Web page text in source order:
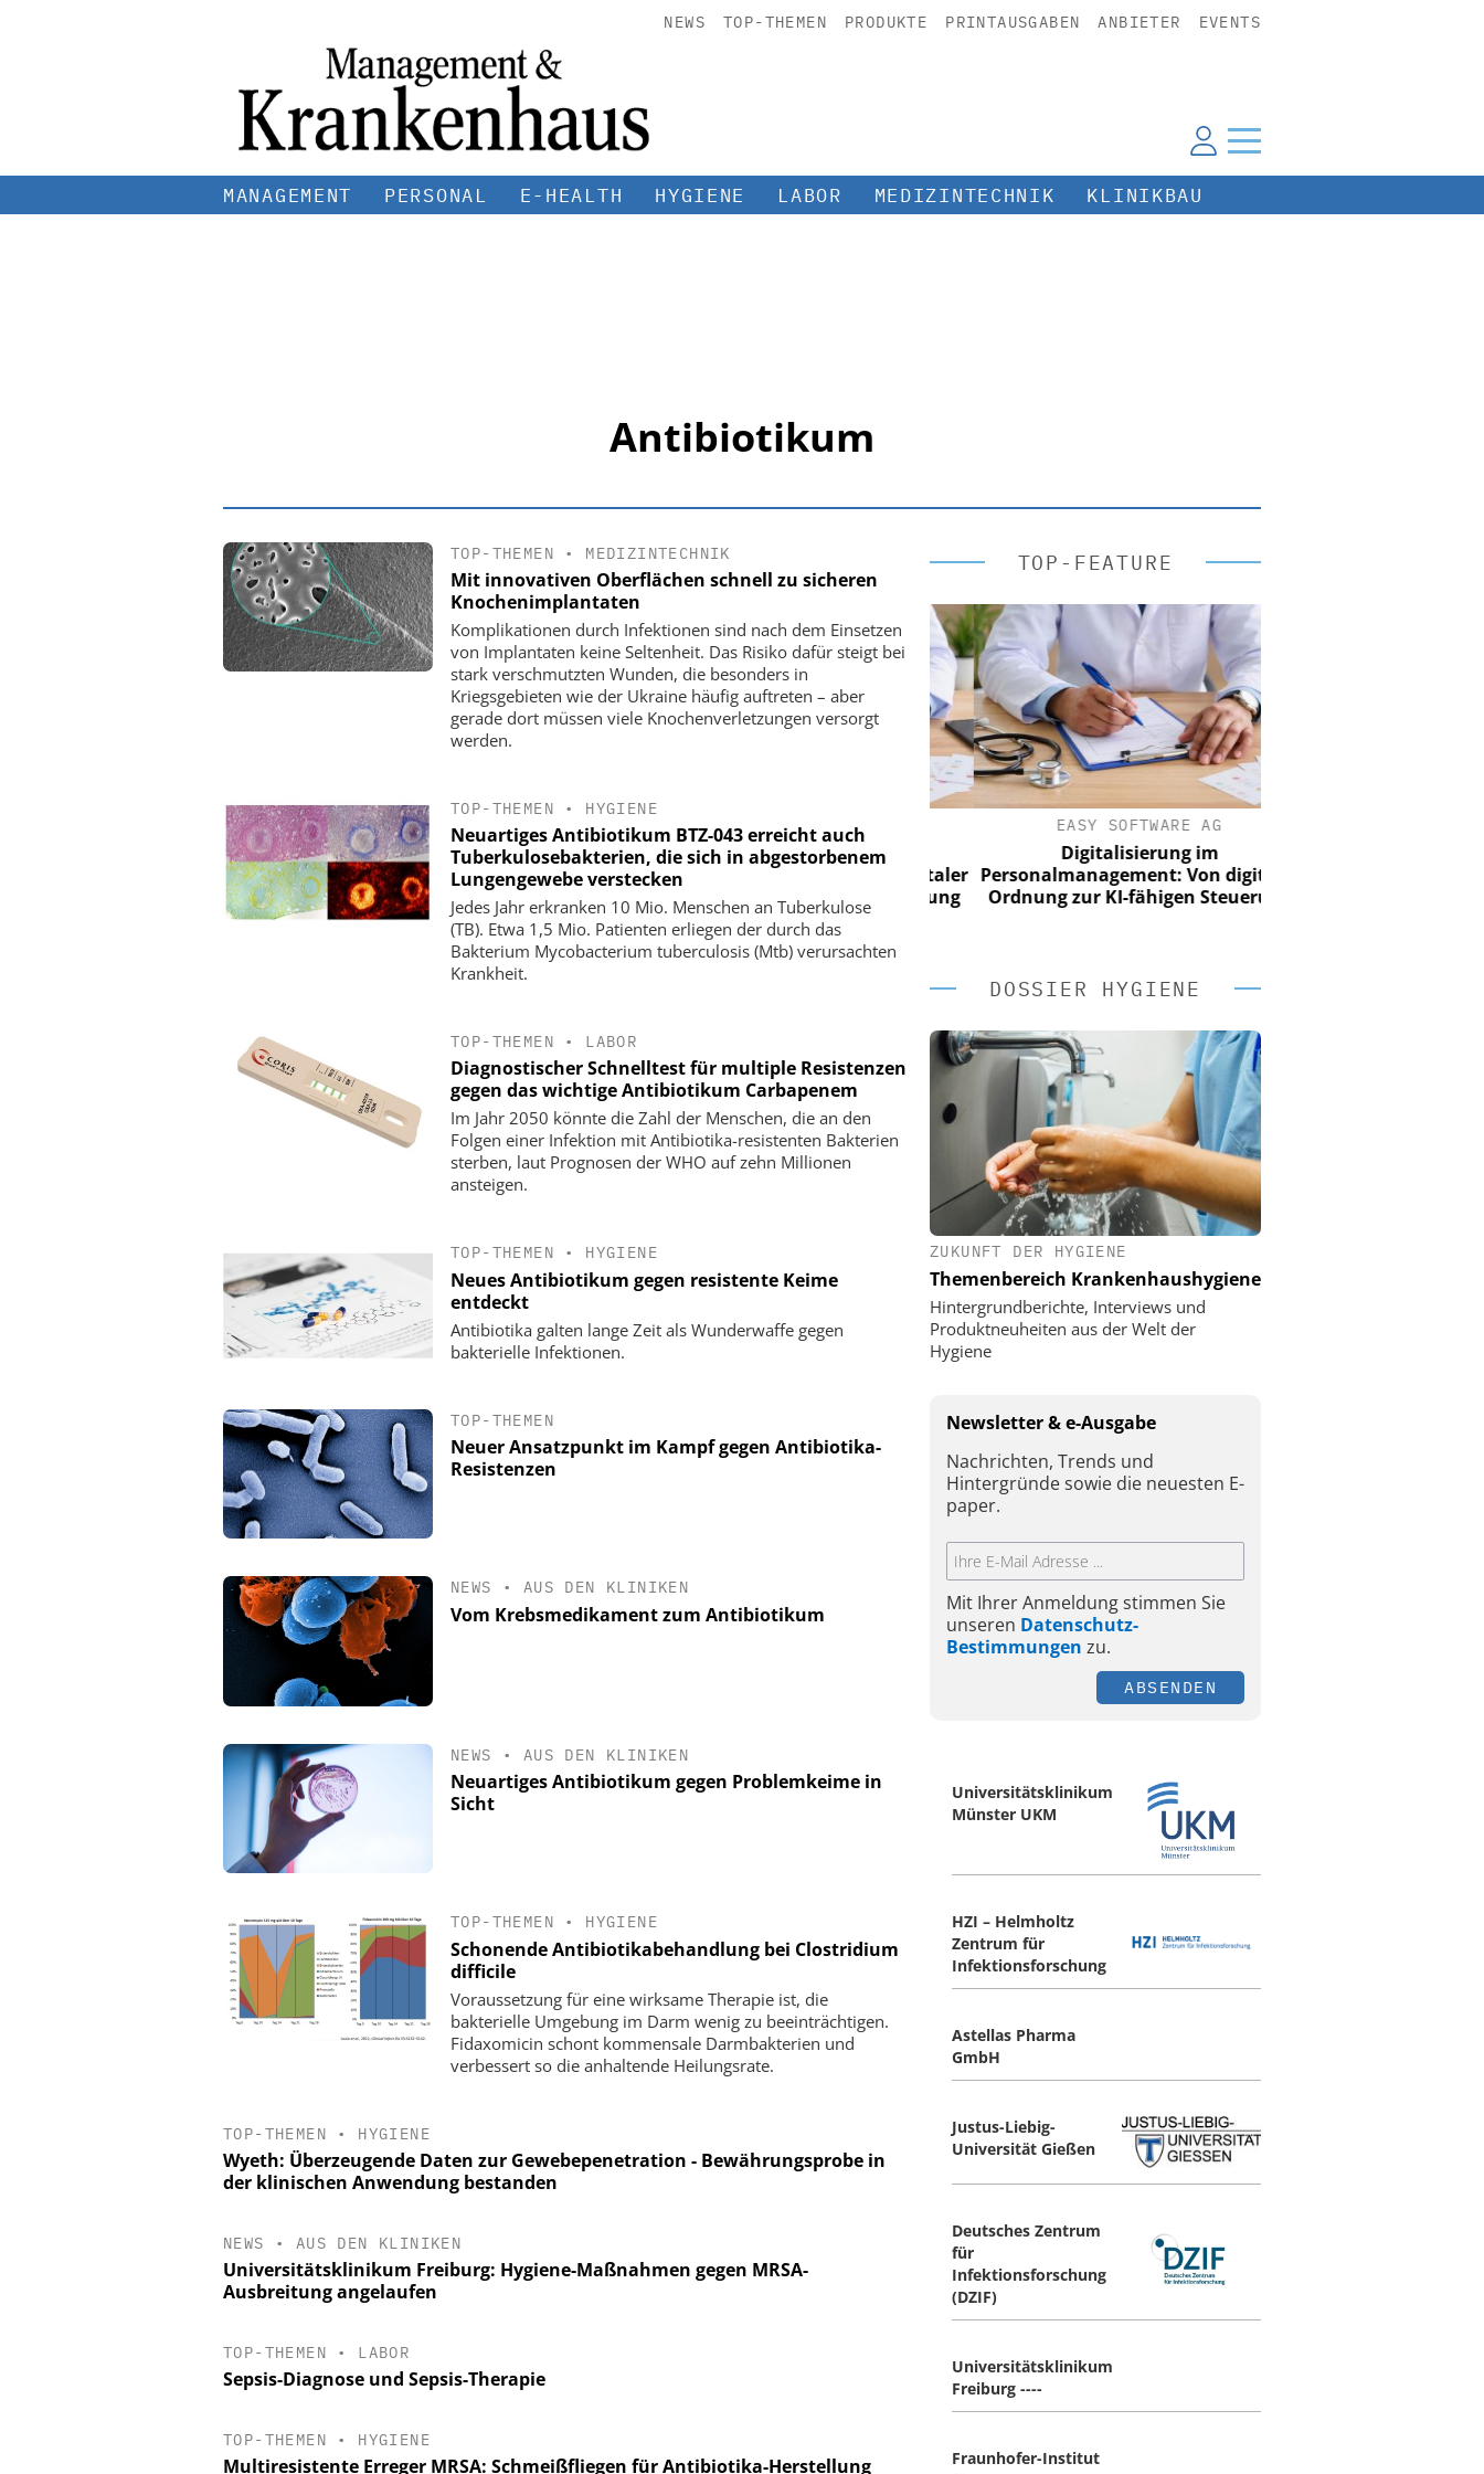
NEWS TOP-THEMEN PRODUKTE PRINTAUSGABEN ANBIETER EVENTS
MANAGEMENT PERSONAL E-HEALTH HYGIENE LABOR MEDIZINTECHNIK KLINIKBAU
Antibiotikum
TOP-THEMEN • MEDIZINTECHNIK
Mit innovativen Oberflächen schnell zu sicheren
Knochenimplantaten
Komplikationen durch Infektionen sind nach dem Einsetzen
von Implantaten keine Seltenheit. Das Risiko dafür steigt bei
stark verschmutzten Wunden, die besonders in
Kriegsgebieten wie der Ukraine häufig auftreten – aber
gerade dort müssen viele Knochenverletzungen versorgt
werden.
TOP-THEMEN • HYGIENE
Neuartiges Antibiotikum BTZ-043 erreicht auch
Tuberkulosebakterien, die sich in abgestorbenem
Lungengewebe verstecken
Jedes Jahr erkranken 10 Mio. Menschen an Tuberkulose
(TB). Etwa 1,5 Mio. Patienten erliegen der durch das
Bakterium Mycobacterium tuberculosis (Mtb) verursachten
Krankheit.
TOP-THEMEN • LABOR
Diagnostischer Schnelltest für multiple Resistenzen
gegen das wichtige Antibiotikum Carbapenem
Im Jahr 2050 könnte die Zahl der Menschen, die an den
Folgen einer Infektion mit Antibiotika-resistenten Bakterien
sterben, laut Prognosen der WHO auf zehn Millionen
ansteigen.
TOP-THEMEN • HYGIENE
Neues Antibiotikum gegen resistente Keime
entdeckt
Antibiotika galten lange Zeit als Wunderwaffe gegen
bakterielle Infektionen.
TOP-THEMEN
Neuer Ansatzpunkt im Kampf gegen Antibiotika-
Resistenzen
NEWS • AUS DEN KLINIKEN
Vom Krebsmedikament zum Antibiotikum
NEWS • AUS DEN KLINIKEN
Neuartiges Antibiotikum gegen Problemkeime in
Sicht
TOP-THEMEN • HYGIENE
Schonende Antibiotikabehandlung bei Clostridium
difficile
Voraussetzung für eine wirksame Therapie ist, die
bakterielle Umgebung im Darm wenig zu beeinträchtigen.
Fidaxomicin schont kommensale Darmbakterien und
verbessert so die anhaltende Heilungsrate.
TOP-THEMEN • HYGIENE
Wyeth: Überzeugende Daten zur Gewebepenetration - Bewährungsprobe in
der klinischen Anwendung bestanden
NEWS • AUS DEN KLINIKEN
Universitätsklinikum Freiburg: Hygiene-Maßnahmen gegen MRSA-
Ausbreitung angelaufen
TOP-THEMEN • LABOR
Sepsis-Diagnose und Sepsis-Therapie
TOP-THEMEN • HYGIENE
Multiresistente Erreger MRSA: Schmeißfliegen für Antibiotika-Herstellung
TOP-FEATURE
EASY SOFTWARE AG
Digitalisierung im
Personalmanagement: Von digitaler
Ordnung zur KI-fähigen Steuerung
EASY SOFTWARE AG
Digitalisierung im
Personalmanagement: Von digitaler
Ordnung zur KI-fähigen Steuerung
EASY SOFTWARE AG
Digitalisierung im
Personalmanagement: Von digitaler
Ordnung zur KI-fähigen Steuerung
DOSSIER HYGIENE
ZUKUNFT DER HYGIENE
Themenbereich Krankenhaushygiene
Hintergrundberichte, Interviews und
Produktneuheiten aus der Welt der
Hygiene
Newsletter & e-Ausgabe
Nachrichten, Trends und
Hintergründe sowie die neuesten E-
paper.
Mit Ihrer Anmeldung stimmen Sie
unseren Datenschutz-
Bestimmungen zu.
ABSENDEN
Universitätsklinikum
Münster UKM
HZI – Helmholtz
Zentrum für
Infektionsforschung
Astellas Pharma
GmbH
Justus-Liebig-
Universität Gießen
Deutsches Zentrum
für
Infektionsforschung
(DZIF)
Universitätsklinikum
Freiburg ----
Fraunhofer-Institut